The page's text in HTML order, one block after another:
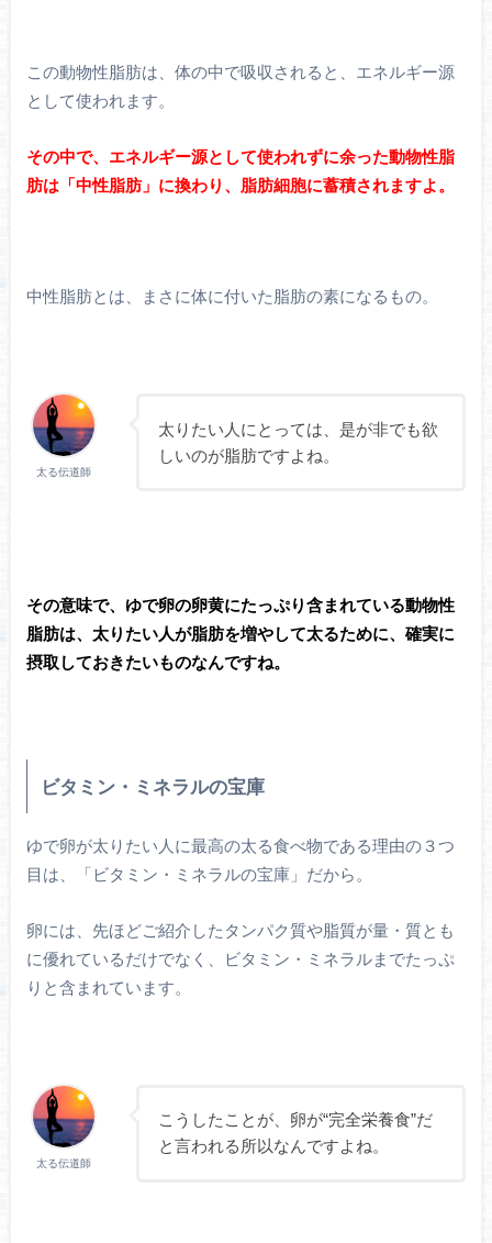
この動物性脂肪は、体の中で吸収されると、エネルギー源
として使われます。
その中で、エネルギー源として使われずに余った動物性脂
肪は「中性脂肪」に換わり、脂肪細胞に蓄積されますよ。
中性脂肪とは、まさに体に付いた脂肪の素になるもの。
太る伝道師
太りたい人にとっては、是が非でも欲
しいのが脂肪ですよね。
その意味で、ゆで卵の卵黄にたっぷり含まれている動物性
脂肪は、太りたい人が脂肪を増やして太るために、確実に
摂取しておきたいものなんですね。
ビタミン・ミネラルの宝庫
ゆで卵が太りたい人に最高の太る食べ物である理由の３つ
目は、「ビタミン・ミネラルの宝庫」だから。
卵には、先ほどご紹介したタンパク質や脂質が量・質とも
に優れているだけでなく、ビタミン・ミネラルまでたっぷ
りと含まれています。
太る伝道師
こうしたことが、卵が“完全栄養食”だ
と言われる所以なんですよね。